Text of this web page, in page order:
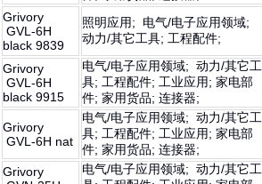
Grivory
GVL-6H
black 9839
照明应用; 电气/电子应用领域;
动力/其它工具; 工程配件;
Grivory
GVL-6H
black 9915
电气/电子应用领域; 动力/其它工
具; 工程配件; 工业应用; 家电部
件; 家用货品; 连接器;
Grivory
GVL-6H nat
电气/电子应用领域; 动力/其它工
具; 工程配件; 工业应用; 家电部
件; 家用货品; 连接器;
Grivory
电气/电子应用领域; 动力/其它工